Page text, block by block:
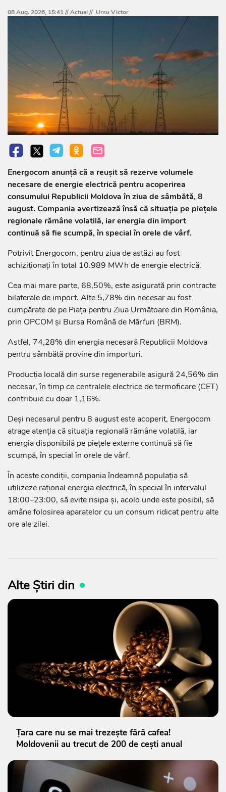
08 Aug. 2026, 15:41 //Actual// Ursu Victor
Energocom anunță că a reușit să rezerve volumele
necesare de energie electrică pentru acoperirea
consumului Republicii Moldova în ziua de sâmbătă, 8
august. Compania avertizează însă că situația pe piețele
regionale rămâne volatilă, iar energia din import
continuă să fie scumpă, în special în orele de vârf.
Potrivit Energocom, pentru ziua de astăzi au fost
achiziționați în total 10.989 MWh de energie electrică.
Cea mai mare parte, 68,50%, este asigurată prin contracte
bilaterale de import. Alte 5,78% din necesar au fost
cumpărate de pe Piața pentru Ziua Următoare din România,
prin OPCOM și Bursa Română de Mărfuri (BRM).
Astfel, 74,28% din energia necesară Republicii Moldova
pentru sâmbătă provine din importuri.
Producția locală din surse regenerabile asigură 24,56% din
necesar, în timp ce centralele electrice de termoficare (CET)
contribuie cu doar 1,16%.
Deși necesarul pentru 8 august este acoperit, Energocom
atrage atenția că situația regională rămâne volatilă, iar
energia disponibilă pe piețele externe continuă să fie
scumpă, în special în orele de vârf.
În aceste condiții, compania îndeamnă populația să
utilizeze rațional energia electrică, în special în intervalul
18:00–23:00, să evite risipa și, acolo unde este posibil, să
amâne folosirea aparatelor cu un consum ridicat pentru alte
ore ale zilei.
Alte Știri din
Țara care nu se mai trezește fără cafea!
Moldovenii au trecut de 200 de cești anual